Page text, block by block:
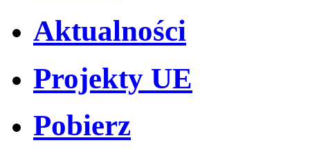
Aktualności
Projekty UE
Pobierz